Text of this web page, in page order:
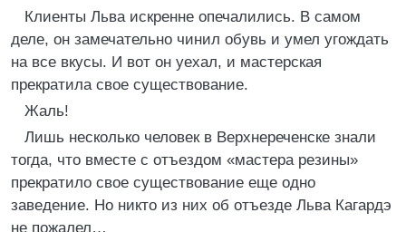
Клиенты Льва искренне опечалились. В самом
деле, он замечательно чинил обувь и умел угождать
на все вкусы. И вот он уехал, и мастерская
прекратила свое существование.
Жаль!
Лишь несколько человек в Верхнереченске знали
тогда, что вместе с отъездом «мастера резины»
прекратило свое существование еще одно
заведение. Но никто из них об отъезде Льва Кагардэ
не пожалел…